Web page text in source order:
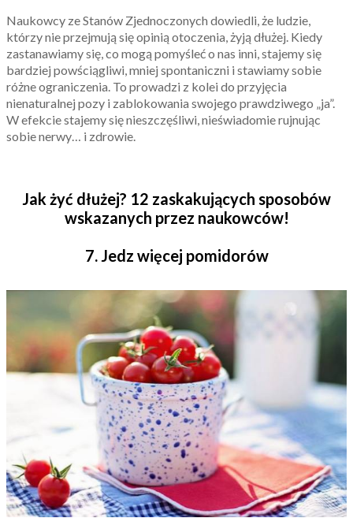
Naukowcy ze Stanów Zjednoczonych dowiedli, że ludzie,
którzy nie przejmują się opinią otoczenia, żyją dłużej. Kiedy
zastanawiamy się, co mogą pomyśleć o nas inni, stajemy się
bardziej powściągliwi, mniej spontaniczni i stawiamy sobie
różne ograniczenia. To prowadzi z kolei do przyjęcia
nienaturalnej pozy i zablokowania swojego prawdziwego „ja”.
W efekcie stajemy się nieszczęśliwi, nieświadomie rujnując
sobie nerwy… i zdrowie.
Jak żyć dłużej? 12 zaskakujących sposobów
wskazanych przez naukowców!
7. Jedz więcej pomidorów